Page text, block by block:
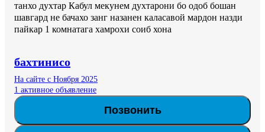
танхо духтар Кабул мекунем духтарони бо одоб бошан
шавгард не бачахо занг назанен каласавой мардон назди
пайкар 1 комнатага хамрохи соиб хона
бахтинисо
На сайте с Ноября 2025
1 активное объявление
Позвонить